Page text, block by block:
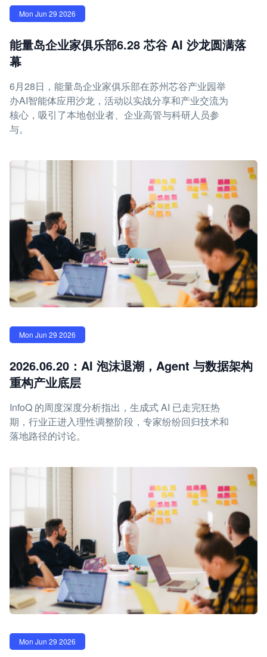
Mon Jun 29 2026
能量岛企业家俱乐部6.28 芯谷 AI 沙龙圆满落
幕
6月28日，能量岛企业家俱乐部在苏州芯谷产业园举
办AI智能体应用沙龙，活动以实战分享和产业交流为
核心，吸引了本地创业者、企业高管与科研人员参
与。
Mon Jun 29 2026
2026.06.20：AI 泡沫退潮，Agent 与数据架构
重构产业底层
InfoQ 的周度深度分析指出，生成式 AI 已走完狂热
期，行业正进入理性调整阶段，专家纷纷回归技术和
落地路径的讨论。
Mon Jun 29 2026